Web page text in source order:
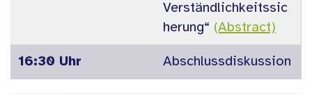
Verständlichkeitssic
herung“ (Abstract)
16:30 Uhr Abschlussdiskussion